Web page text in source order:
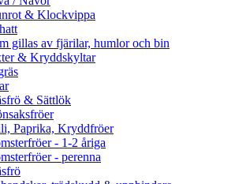
& Klockvippa
gillas av fjärilar, humlor och bin
& Kryddskyltar
& Sättlök
Paprika, Kryddfröer
- 1-2 åriga
- perenna